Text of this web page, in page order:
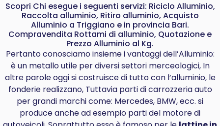
Scopri Chi esegue i seguenti servizi: Riciclo Alluminio,
Raccolta alluminio, Ritiro alluminio, Acquisto
Alluminio a Triggiano e in provincia Bari.
Compravendita Rottami di alluminio, Quotazione e
Prezzo Alluminio al Kg.
Pertanto conosciamo insieme i vantaggi dell’Alluminio:
è un metallo utile per diversi settori merceologici, In
altre parole oggi si costruisce di tutto con l’alluminio, le
fonderie realizzano, Tuttavia parti di carrozzeria auto
per grandi marchi come: Mercedes, BMW, ecc. si
produce anche ad esempio parti del motore di